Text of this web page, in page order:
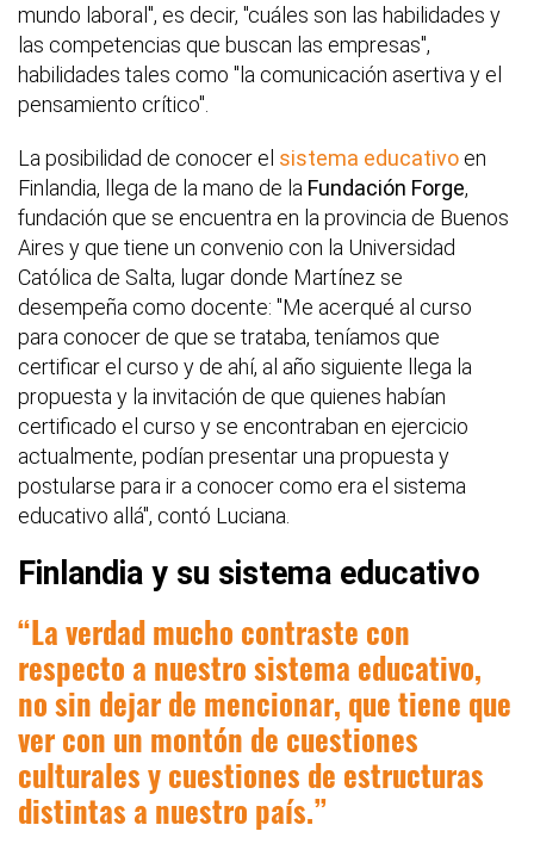
mundo laboral", es decir, "cuáles son las habilidades y
las competencias que buscan las empresas",
habilidades tales como "la comunicación asertiva y el
pensamiento crítico".
La posibilidad de conocer el sistema educativo en
Finlandia, llega de la mano de la Fundación Forge,
fundación que se encuentra en la provincia de Buenos
Aires y que tiene un convenio con la Universidad
Católica de Salta, lugar donde Martínez se
desempeña como docente: "Me acerqué al curso
para conocer de que se trataba, teníamos que
certificar el curso y de ahí, al año siguiente llega la
propuesta y la invitación de que quienes habían
certificado el curso y se encontraban en ejercicio
actualmente, podían presentar una propuesta y
postularse para ir a conocer como era el sistema
educativo allá", contó Luciana.
Finlandia y su sistema educativo
La verdad mucho contraste con
respecto a nuestro sistema educativo,
no sin dejar de mencionar, que tiene que
ver con un montón de cuestiones
culturales y cuestiones de estructuras
distintas a nuestro país.